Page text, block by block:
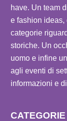
have. Un team
e fashion ideas,
categorie
storiche. Un
uomo e infine
agli eventi di
informazioni e
CATEGORIE